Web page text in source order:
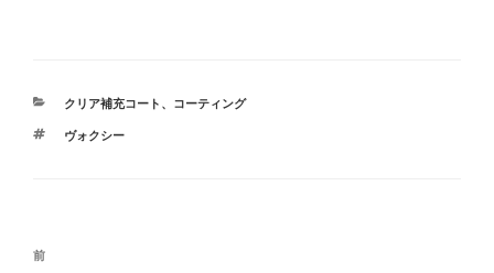
カ
ゴ
クリア補充コート 、 コーティング
タ
ヴォクシー
投
前
前